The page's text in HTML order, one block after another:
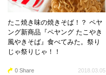
たこ焼き味の焼きそば！？ ペヤ
ング新商品『ペヤング たこやき
風やきそば』食べてみた。祭り
じゃ祭りじゃ！！
0 Share 2018.03.05